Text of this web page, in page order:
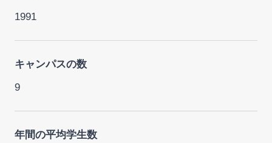
1991
キャンパスの数
9
年間の平均学生数